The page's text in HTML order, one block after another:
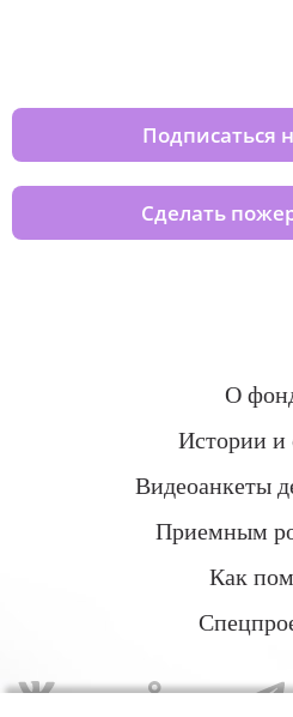
Подписаться
Сделать
О
Истории и
Видеоанкеты
Приемным
Как